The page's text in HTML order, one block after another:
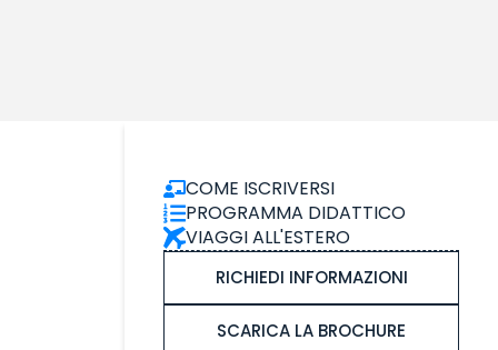
COME ISCRIVERSI
PROGRAMMA DIDATTICO
VIAGGI ALL'ESTERO
RICHIEDI INFORMAZIONI
SCARICA LA BROCHURE